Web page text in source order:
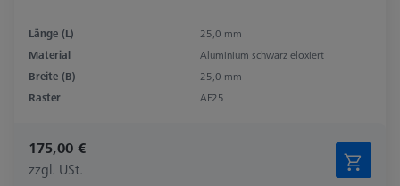
Länge (L)
25,0 mm
Material
Aluminium schwarz eloxiert
Breite (B)
25,0 mm
Raster
AF25
175,00 €
zzgl. USt.